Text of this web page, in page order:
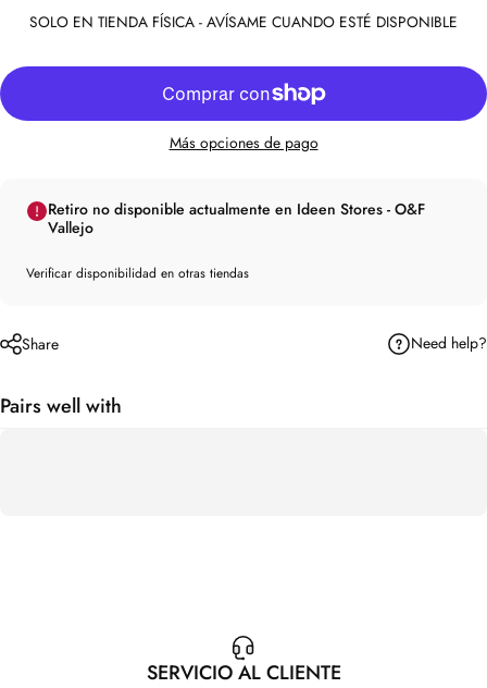
SOLO EN TIENDA FÍSICA - AVÍSAME CUANDO ESTÉ DISPONIBLE
Más opciones de pago
Retiro no disponible actualmente en Ideen Stores - O&F
Vallejo
Verificar disponibilidad en otras tiendas
Share Need help?
Pairs well with
SERVICIO AL CLIENTE